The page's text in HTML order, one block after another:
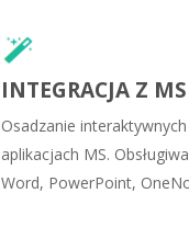
INTEGRACJA Z
Osadzanie
aplikacjach MS.
Word, PowerPoint,